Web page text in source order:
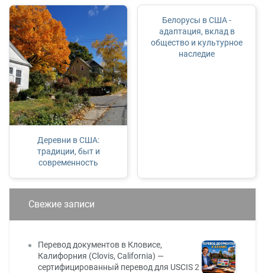
Деревни в США:
традиции, быт и
современность
Белорусы в США -
адаптация, вклад в
общество и культурное
наследие
Свежие записи
Перевод документов в Кловисе,
Калифорния (Clovis, California) —
сертифицированный перевод для USCIS2